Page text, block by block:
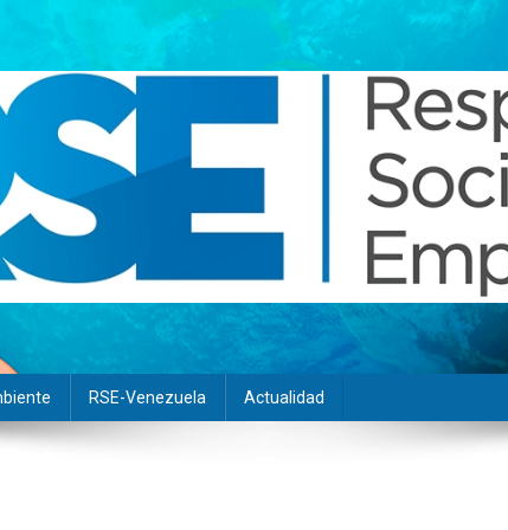
RSE-Venezuela Actualidad